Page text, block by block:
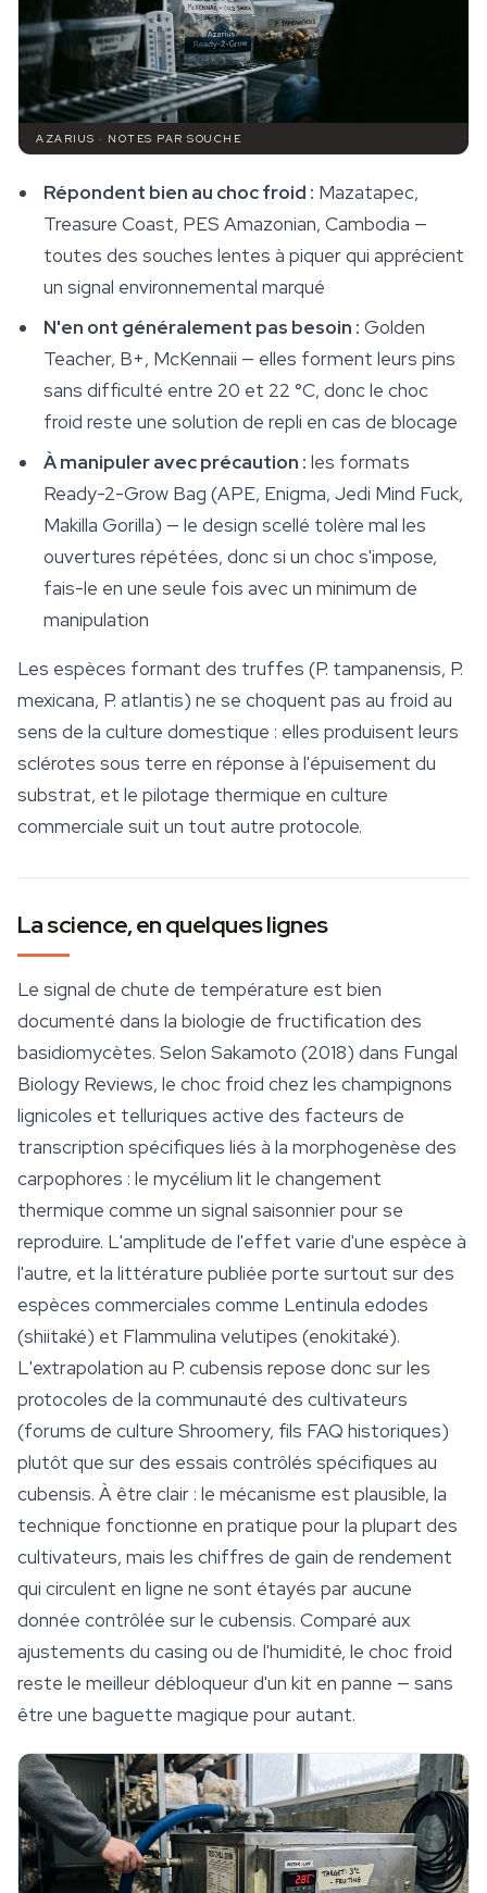
AZARIUS · NOTES PAR SOUCHE
Répondent bien au choc froid : Mazatapec,
Treasure Coast, PES Amazonian, Cambodia —
toutes des souches lentes à piquer qui apprécient
un signal environnemental marqué
N'en ont généralement pas besoin : Golden
Teacher, B+, McKennaii — elles forment leurs pins
sans difficulté entre 20 et 22 °C, donc le choc
froid reste une solution de repli en cas de blocage
À manipuler avec précaution : les formats
Ready-2-Grow Bag (APE, Enigma, Jedi Mind Fuck,
Makilla Gorilla) — le design scellé tolère mal les
ouvertures répétées, donc si un choc s'impose,
fais-le en une seule fois avec un minimum de
manipulation
Les espèces formant des truffes (P. tampanensis, P.
mexicana, P. atlantis) ne se choquent pas au froid au
sens de la culture domestique : elles produisent leurs
sclérotes sous terre en réponse à l'épuisement du
substrat, et le pilotage thermique en culture
commerciale suit un tout autre protocole.
La science, en quelques lignes
Le signal de chute de température est bien
documenté dans la biologie de fructification des
basidiomycètes. Selon Sakamoto (2018) dans Fungal
Biology Reviews, le choc froid chez les champignons
lignicoles et telluriques active des facteurs de
transcription spécifiques liés à la morphogenèse des
carpophores : le mycélium lit le changement
thermique comme un signal saisonnier pour se
reproduire. L'amplitude de l'effet varie d'une espèce à
l'autre, et la littérature publiée porte surtout sur des
espèces commerciales comme Lentinula edodes
(shiitaké) et Flammulina velutipes (enokitaké).
L'extrapolation au P. cubensis repose donc sur les
protocoles de la communauté des cultivateurs
(forums de culture Shroomery, fils FAQ historiques)
plutôt que sur des essais contrôlés spécifiques au
cubensis. À être clair : le mécanisme est plausible, la
technique fonctionne en pratique pour la plupart des
cultivateurs, mais les chiffres de gain de rendement
qui circulent en ligne ne sont étayés par aucune
donnée contrôlée sur le cubensis. Comparé aux
ajustements du casing ou de l'humidité, le choc froid
reste le meilleur débloqueur d'un kit en panne — sans
être une baguette magique pour autant.